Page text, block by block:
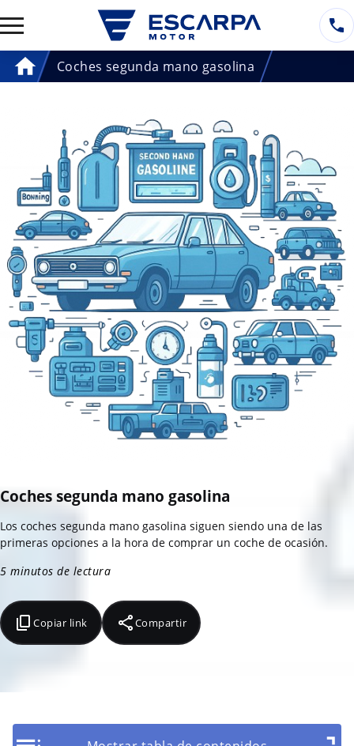
HomeCoches segunda mano gasolina
Coches segunda mano gasolina
Los coches segunda mano gasolina siguen siendo una de las
primeras opciones a la hora de comprar un coche de ocasión.
5 minutos de lectura
Copiar link Compartir